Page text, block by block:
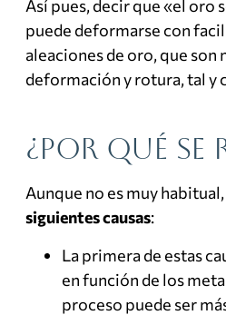
Así pues, decir que «el oro
puede deformarse con
aleaciones de oro, que son
deformación y rotura, tal y
¿Por qué se
Aunque no es muy
siguientes causas:
La primera de estas
en función de los
proceso puede ser